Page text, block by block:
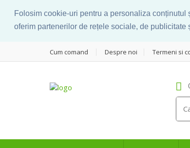
Folosim cookie-uri pentru a personaliza
oferim partenerilor de rețele sociale, de
Cum comand Despre noi Termeni si
for: